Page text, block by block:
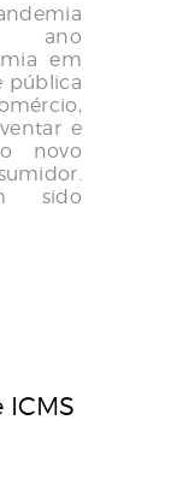
ano
em
pública
e
novo
sido